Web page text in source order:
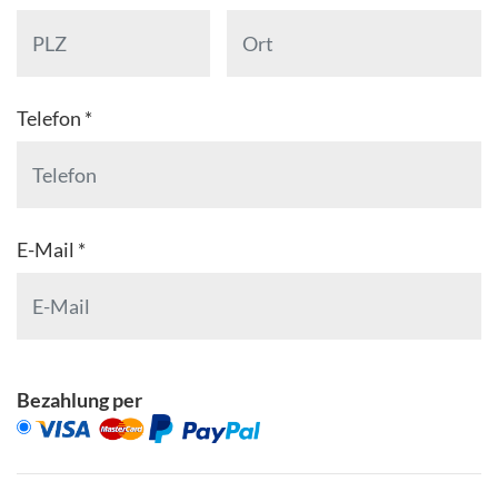
Telefon *
E-Mail *
Bezahlung per